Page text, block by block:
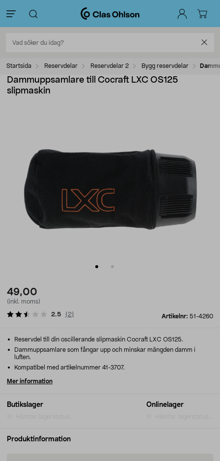
Startsida Reservdelar Reservdelar 2 Bygg reservdelar
Dammuppsamlare till Cocraft LXC OS125
slipmaskin
49,00
(inkl. moms)
Artikelnr: 51-4260
2.5 ( 2)
Butikslager Onlinelager
Reservdel till din oscillerande slipmaskin Cocraft LXC OS125.
Dammuppsamlare som fångar upp och minskar mängden damm i
luften.
Kompatibel med artikelnummer 41-3707.
Mer information
Produktinformation